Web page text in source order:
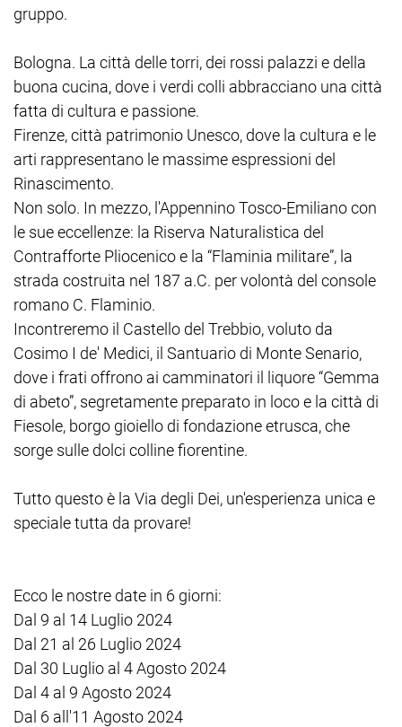
gruppo.
Bologna. La città delle torri, dei rossi palazzi e della
buona cucina, dove i verdi colli abbracciano una città
fatta di cultura e passione.
Firenze, città patrimonio Unesco, dove la cultura e le
arti rappresentano le massime espressioni del
Rinascimento.
Non solo. In mezzo, l'Appennino Tosco-Emiliano con
le sue eccellenze: la Riserva Naturalistica del
Contrafforte Pliocenico e la “Flaminia militare”, la
strada costruita nel 187 a.C. per volontà del console
romano C. Flaminio.
Incontreremo il Castello del Trebbio, voluto da
Cosimo I de' Medici, il Santuario di Monte Senario,
dove i frati offrono ai camminatori il liquore “Gemma
di abeto”, segretamente preparato in loco e la città di
Fiesole, borgo gioiello di fondazione etrusca, che
sorge sulle dolci colline fiorentine.
Tutto questo è la Via degli Dei, un'esperienza unica e
speciale tutta da provare!
Ecco le nostre date in 6 giorni:
Dal 9 al 14 Luglio 2024
Dal 21 al 26 Luglio 2024
Dal 30 Luglio al 4 Agosto 2024
Dal 4 al 9 Agosto 2024
Dal 6 all'11 Agosto 2024